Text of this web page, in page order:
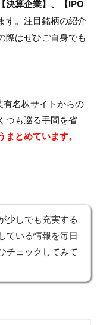
決算企業】、【IPO
す。注目銘柄の紹介
際はぜひご自身でも
有名株サイトからの
つも巡る手間を省
とめています。
少しでも充実する
ている情報を毎日
チェックしてみて